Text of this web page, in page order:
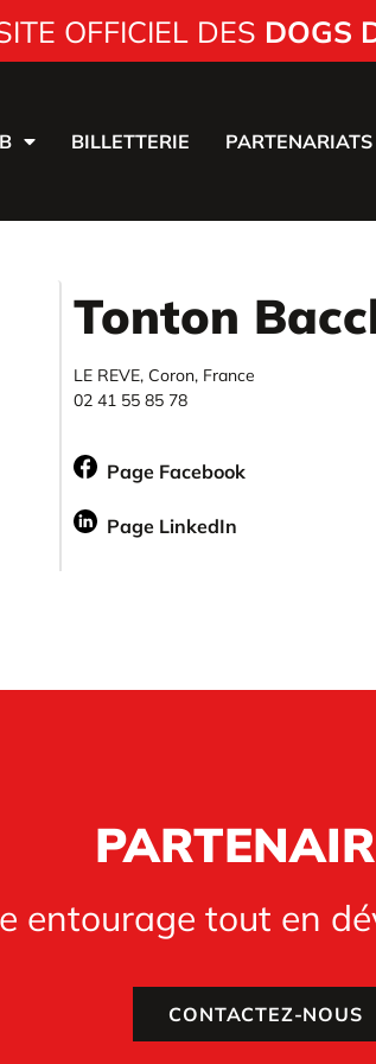
OFFICIEL DES DOGS
BILLETTERIE
Tonton
LE REVE, Coron, France
02 41 55 85 78
Page Facebook
Page LinkedIn
entourage tout en
CONTACTEZ-NOUS